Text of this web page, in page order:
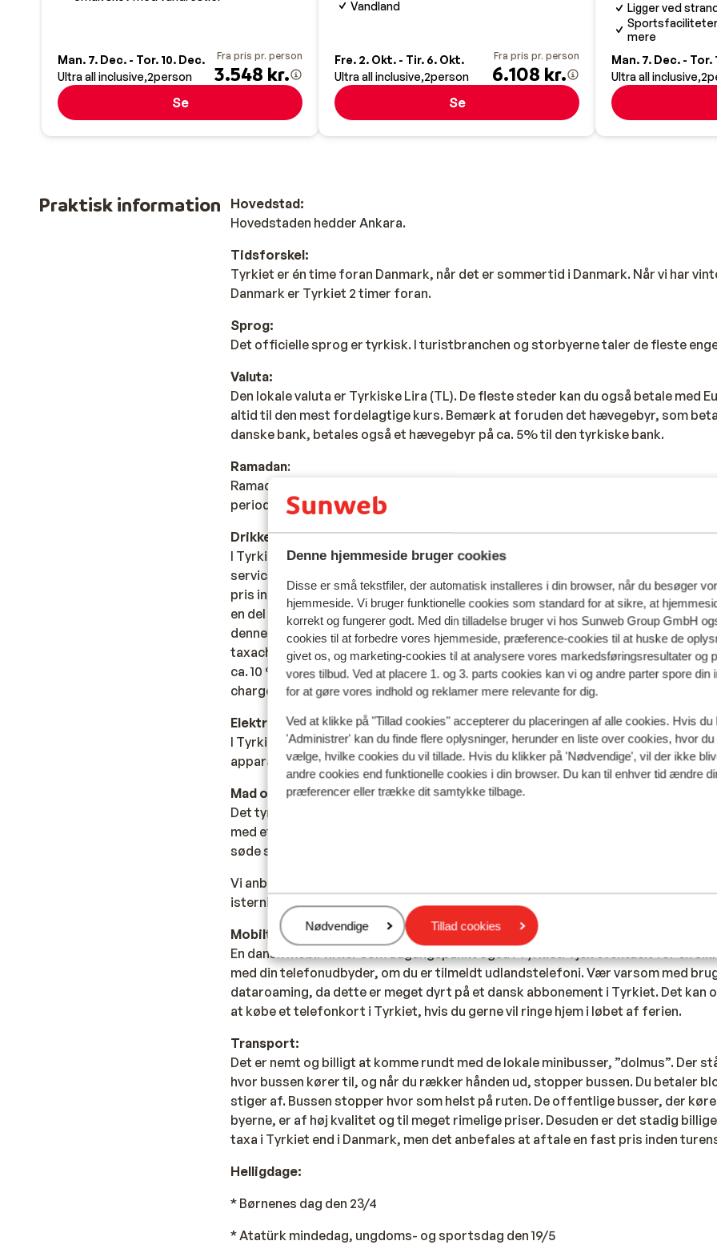
Denne hjemmeside bruger cookies
Disse er små tekstfiler, der automatisk installeres i din browser, når du besøger
hjemmeside. Vi bruger funktionelle cookies som standard for at sikre, at
korrekt og fungerer godt. Med din tilladelse bruger vi hos Sunweb Group GmbH
cookies til at forbedre vores hjemmeside, præference-cookies til at huske de
givet os, og marketing-cookies til at analysere vores markedsføringsresultater og
vores tilbud. Ved at placere 1. og 3. parts cookies kan vi og andre parter spore din
for at gøre vores indhold og reklamer mere relevante for dig.
Ved at klikke på "Tillad cookies" accepterer du placeringen af alle cookies. Hvis du
'Administrer' kan du finde flere oplysninger, herunder en liste over cookies, hvor
vælge, hvilke cookies du vil tillade. Hvis du klikker på 'Nødvendige', vil der ikke
andre cookies end funktionelle cookies i din browser. Du kan til enhver tid ændre
præferencer eller trække dit samtykke tilbage.
Administrer
Nødvendige Tillad cookies
Man. 7. Dec. - Tor. 10. Dec.
Ultra all inclusive 2person
Fra pris pr. person
3.548 kr.
Se
Vandland
Fre. 2. Okt. - Tir. 6. Okt.
Ultra all inclusive 2person
Fra pris pr. person
6.108 kr.
Se
Ligger ved
mere
Man. 7. Dec. - Tor.
Ultra all inclusive 2
Praktisk information
Hovedstad:
Hovedstaden hedder Ankara.
Tidsforskel:
Tyrkiet er én time foran Danmark, når det er sommertid i Danmark. Når vi har
Danmark er Tyrkiet 2 timer foran.
Sprog:
Det officielle sprog er tyrkisk. I turistbranchen og storbyerne taler de fleste
Valuta:
Den lokale valuta er Tyrkiske Lira (TL). De fleste steder kan du også betale med
altid til den mest fordelagtige kurs. Bemærk at foruden det hævegebyr, som
danske bank, betales også et hævegebyr på ca. 5% til den tyrkiske bank.
Ramadan:
Ramadanen er en vigtig højtid i Tyrkiet, og mange butikker og restauranter vil
perioden. Dette gælder dog ikke altid i de turistede områder.
Drikkepenge:
I Tyrkiet er det kutyme at give drikkepenge til ansatte i servicebranchen.
servicebranchen er lave, og de ansatte i servicefag lever delvist af deres
pris inkluderer ikke drikkepenge, da det er et individuelt anliggende, og
en del af den kultur, som du vælger at besøge. Vi opfordrer til, at du følger og
denne skik og giver drikkepenge til ansatte i servicefag, så som tjenere,
taxachauffører, lokalguider osv. På hoteller, restauranter, cafeer osv. forventes
ca. 10 % af regningens pris i drikkepenge. Bemærk, at der enkelte steder er lagt
charge” på regningen, i så tilfælde forventes du ikke at give yderligere
Elektricitet:
I Tyrkiet benyttes 220 Volt som i Danmark. Det kan anbefales at medbringe
apparater med trebenet stik, da stikdåserne i Tyrkiet kun er til to ben.
Mad og drikke:
Det tyrkiske køkken er alsidigt og internationalt. Hotellerne tilbyder ofte retter i
med et internationalt præg. Tyrkiet er bedst kendt for sine kebab-sandwiches.
søde sager, kan nu nyde en kop tyrkisk te eventuelt med et lækkert stykke
Vi anbefaler, at du kun drikker vand fra flaske og aldrig fra hanen, og at du er
isterninger, med mindre disse er lavet på kildevand.
Mobiltelefon:
En dansk mobil virker som udgangspunkt også i Tyrkiet. Tjek eventuelt for en
med din telefonudbyder, om du er tilmeldt udlandstelefoni. Vær varsom med
dataroaming, da dette er meget dyrt på et dansk abbonement i Tyrkiet. Det kan
at købe et telefonkort i Tyrkiet, hvis du gerne vil ringe hjem i løbet af ferien.
Transport:
Det er nemt og billigt at komme rundt med de lokale minibusser, ”dolmus”. Der
hvor bussen kører til, og når du rækker hånden ud, stopper bussen. Du betaler
stiger af. Bussen stopper hvor som helst på ruten. De offentlige busser, der
byerne, er af høj kvalitet og til meget rimelige priser. Desuden er det stadig
taxa i Tyrkiet end i Danmark, men det anbefales at aftale en fast pris inden
Helligdage:
* Børnenes dag den 23/4
* Atatürk mindedag, ungdoms- og sportsdag den 19/5